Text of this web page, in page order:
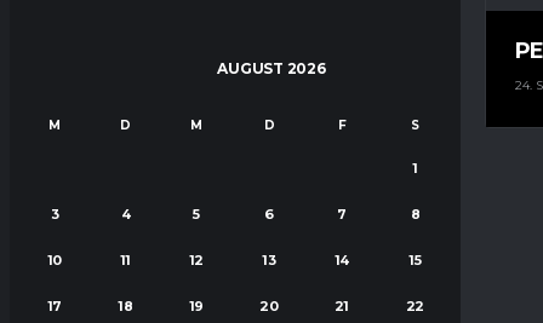
24.
AUGUST 2026
M D M D F S S
1
3 4 5 6 7 8
10 11 12 13 14 15
17 18 19 20 21 22